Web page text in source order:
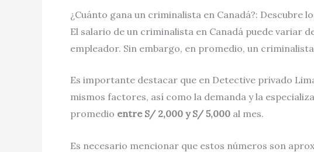
¿Cuánto gana un criminalista en Canadá?: Descubre
El salario de un criminalista en Canadá puede variar
empleador. Sin embargo, en promedio, un
Es importante destacar que en Detective privado
mismos factores, así como la demanda y la
promedio entre S/ 2,000 y S/ 5,000 al mes.
Es necesario mencionar que estos números son